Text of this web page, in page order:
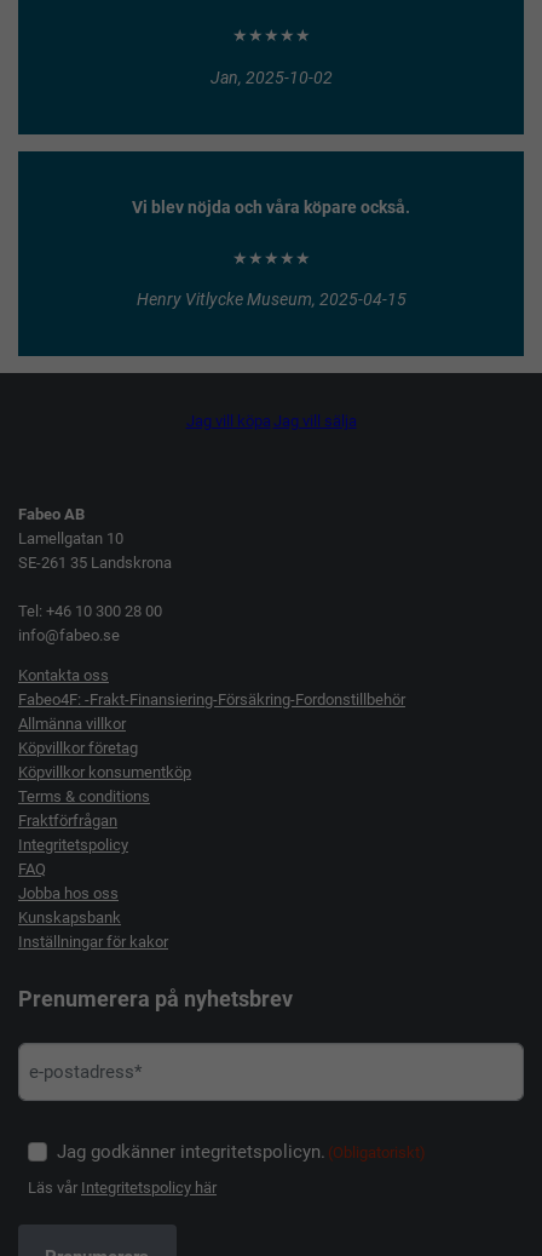
★★★★★
Jan, 2025-10-02
Vi blev nöjda och våra köpare också.
★★★★★
Henry Vitlycke Museum, 2025-04-15
Jag vill köpa Jag vill sälja
Fabeo AB
Lamellgatan 10
SE-261 35 Landskrona
Tel: +46 10 300 28 00
info@fabeo.se
Kontakta oss
Fabeo4F: -Frakt-Finansiering-Försäkring-Fordonstillbehör
Allmänna villkor
Köpvillkor företag
Köpvillkor konsumentköp
Terms & conditions
Fraktförfrågan
Integritetspolicy
FAQ
Jobba hos oss
Kunskapsbank
Inställningar för kakor
Prenumerera på nyhetsbrev
Jag godkänner integritetspolicyn. (Obligatoriskt)
Läs vår Integritetspolicy här